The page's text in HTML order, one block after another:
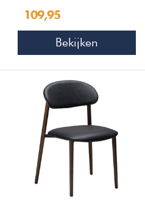
109,95
Bekijken